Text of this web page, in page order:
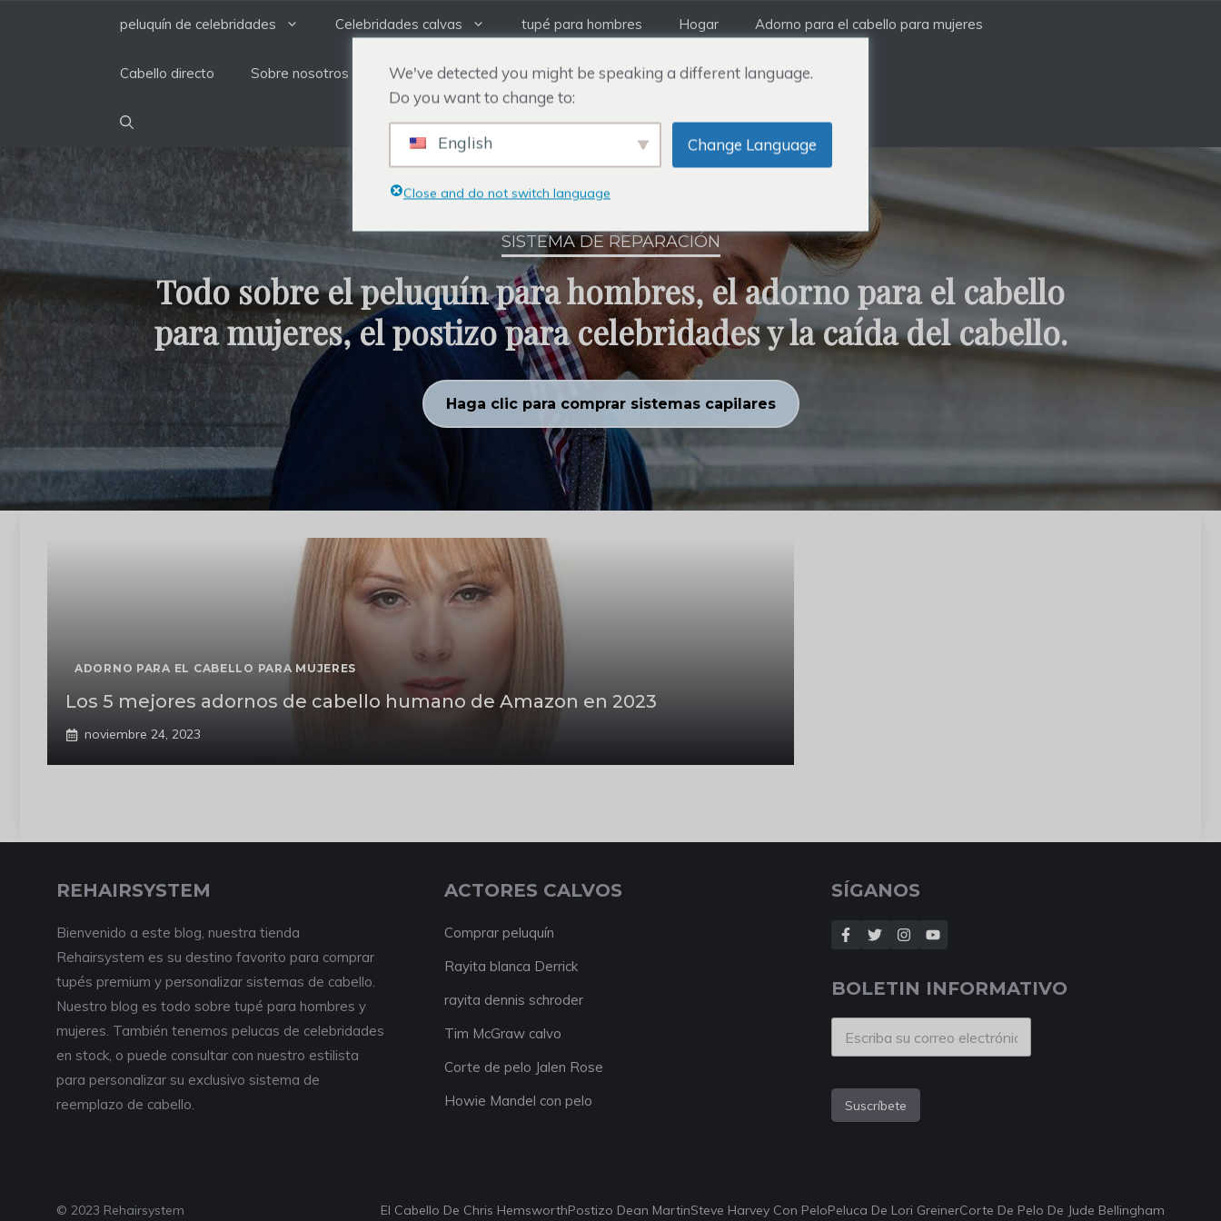
peluquín de celebridades Celebridades calvas tupé para hombres Hogar Adorno para el cabello para mujeres
Cabello directo Sobre nosotros
SISTEMA DE REPARACIÓN
Todo sobre el peluquín para hombres, el adorno para el cabello
para mujeres, el postizo para celebridades y la caída del cabello.
Haga clic para comprar sistemas capilares
ADORNO PARA EL CABELLO PARA MUJERES
Los 5 mejores adornos de cabello humano de Amazon en 2023
noviembre 24, 2023
REHAIRSYSTEM
Bienvenido a este blog, nuestra tienda
Rehairsystem es su destino favorito para comprar
tupés premium y personalizar sistemas de cabello.
Nuestro blog es todo sobre tupé para hombres y
mujeres. También tenemos pelucas de celebridades
en stock, o puede consultar con nuestro estilista
para personalizar su exclusivo sistema de
reemplazo de cabello.
ACTORES CALVOS
Comprar peluquín
Rayita blanca Derrick
rayita dennis schroder
Tim McGraw calvo
Corte de pelo Jalen Rose
Howie Mandel con pelo
SÍGANOS
BOLETIN INFORMATIVO
Suscríbete
© 2023 Rehairsystem El Cabello De Chris HemsworthPostizo Dean MartinSteve Harvey Con PeloPeluca De Lori GreinerCorte De Pelo De Jude Bellingham
We've detected you might be speaking a different language.
Do you want to change to:
English Change Language
Close and do not switch language